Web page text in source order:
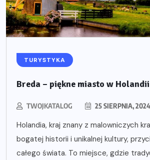
TURYSTYKA
Breda – piękne miasto w Holandii
TWOJKATALOG 25 SIERPNIA, 2024
Holandia, kraj znany z malowniczych
bogatej historii i unikalnej kultury,
całego świata. To miejsce, gdzie